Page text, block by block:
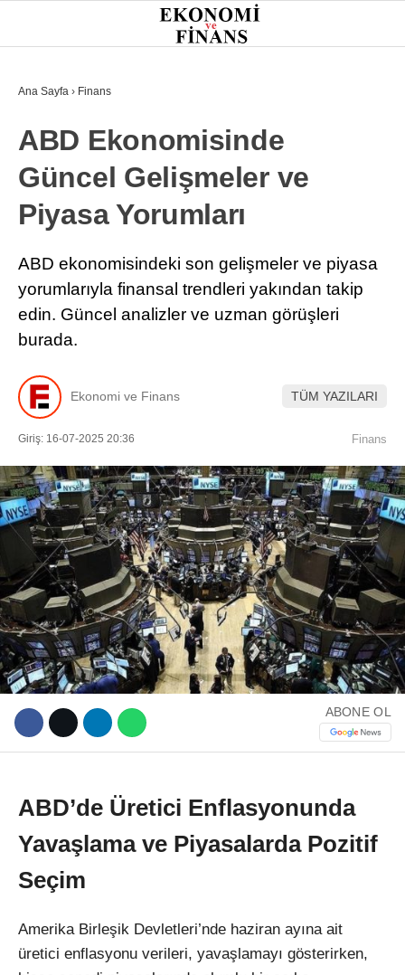
WhatsApp İhbar Hattı
Facebook
Instagram
26.1°
GÜNDEM
EKONOMI
FINANS
BORSA
KRIPTO
SEKTÖRLER
OTOMOBIL
Ana Sayfa › Finans
ABD Ekonomisinde
Güncel Gelişmeler ve
Piyasa Yorumları
ABD ekonomisindeki son gelişmeler ve piyasa
yorumlarıyla finansal trendleri yakından takip
edin. Güncel analizler ve uzman görüşleri
burada.
Ekonomi ve Finans TÜM YAZILARI
Giriş: 16-07-2025 20:36 Finans
ABONE OL
ABD’de Üretici Enflasyonunda
Yavaşlama ve Piyasalarda Pozitif
Seçim
Amerika Birleşik Devletleri’nde haziran ayına ait
üretici enflasyonu verileri, yavaşlamayı gösterirken,